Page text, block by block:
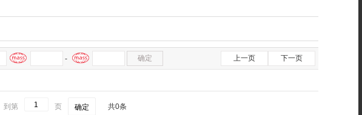
- 确定 上一页 下一页
到第 页 确定 共0条